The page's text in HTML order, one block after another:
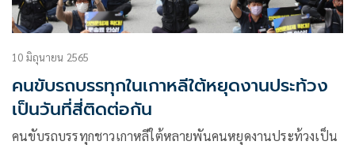
10 มิถุนายน 2565
คนขับรถบรรทุกในเกาหลีใต้หยุดงานประท้วง
เป็นวันที่สี่ติดต่อกัน
คนขับรถบรรทุกชาวเกาหลีใต้หลายพันคนหยุดงานประท้วงเป็น